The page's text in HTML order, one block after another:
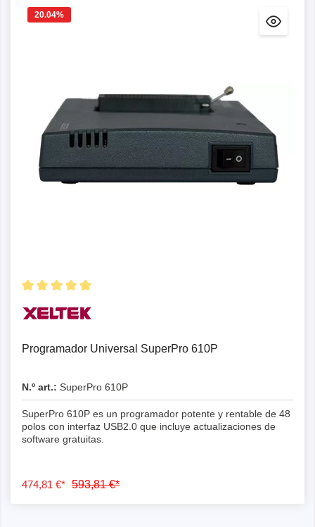
20.04%
Programador Universal SuperPro 610P
N.º art.: SuperPro 610P
SuperPro 610P es un programador potente y rentable de 48
polos con interfaz USB2.0 que incluye actualizaciones de
software gratuitas.
474,81 €* 593,81 €*